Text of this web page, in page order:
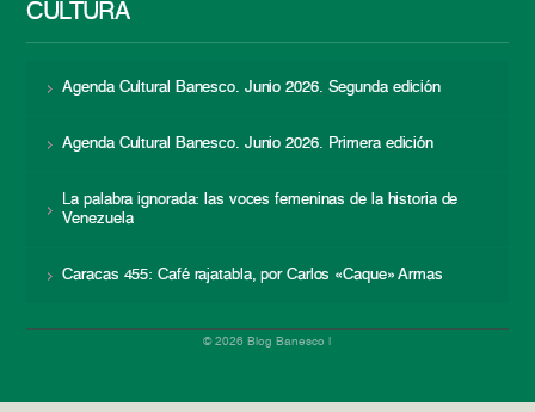
CULTURA
Agenda Cultural Banesco. Junio 2026. Segunda edición
Agenda Cultural Banesco. Junio 2026. Primera edición
La palabra ignorada: las voces femeninas de la historia de
Venezuela
Caracas 455: Café rajatabla, por Carlos «Caque» Armas
© 2026 Blog Banesco |